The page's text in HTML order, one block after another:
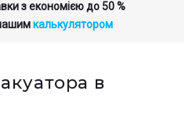
з економією до 50 %
калькулятором
в